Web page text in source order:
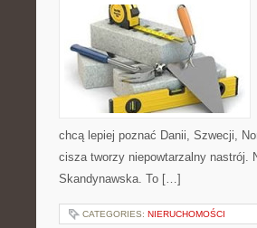
chcą lepiej poznać Danii, Szwecji,
cisza tworzy niepowtarzalny nastrój.
Skandynawska. To […]
CATEGORIES: NIERUCHOMOŚCI